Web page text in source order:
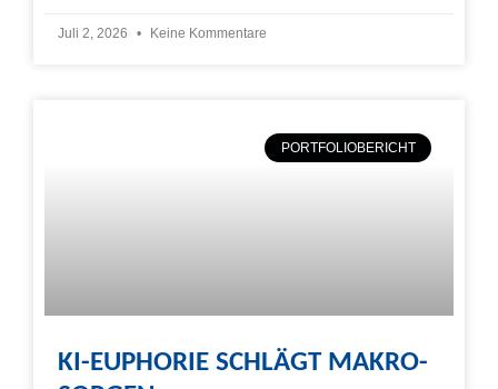
Juli 2, 2026 Keine Kommentare
PORTFOLIOBERICHT
KI-EUPHORIE SCHLÄGT MAKRO-